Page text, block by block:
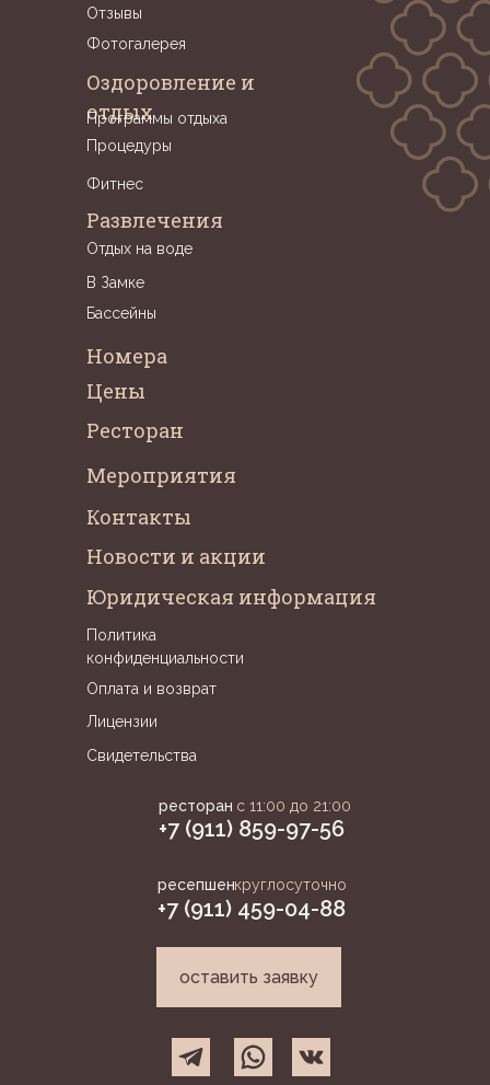
оставить заявку
Номера
Цены
Ресторан
Mероприятия
Контакты
Новости и акции
Юридическая информация
Политика
конфиденциальности
Оплата и возврат
Лицензии
Свидетельства
Оздоровление и
отдых
Развлечения
Отдых на воде
В Замке
Бассейны
Отзывы
Фотогалерея
ресепшенкруглосуточно
+7 (911) 459-04-88
ресторан с 11:00 до 21:00
+7 (911) 859-97-56
Программы отдыха
Процедуры
Фитнес